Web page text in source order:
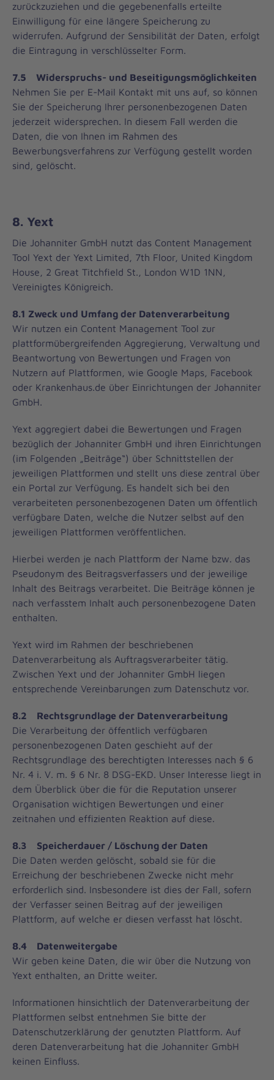
zurückzuziehen und die gegebenenfalls erteilte
Einwilligung für eine längere Speicherung zu
widerrufen. Aufgrund der Sensibilität der Daten, erfolgt
die Eintragung in verschlüsselter Form.
7.5 Widerspruchs- und Beseitigungsmöglichkeiten
Nehmen Sie per E-Mail Kontakt mit uns auf, so können
Sie der Speicherung Ihrer personenbezogenen Daten
jederzeit widersprechen. In diesem Fall werden die
Daten, die von Ihnen im Rahmen des
Bewerbungsverfahrens zur Verfügung gestellt worden
sind, gelöscht.
8. Yext
Die Johanniter GmbH nutzt das Content Management
Tool Yext der Yext Limited, 7th Floor, United Kingdom
House, 2 Great Titchfield St., London W1D 1NN,
Vereinigtes Königreich.
8.1 Zweck und Umfang der Datenverarbeitung
Wir nutzen ein Content Management Tool zur
plattformübergreifenden Aggregierung, Verwaltung und
Beantwortung von Bewertungen und Fragen von
Nutzern auf Plattformen, wie Google Maps, Facebook
oder Krankenhaus.de über Einrichtungen der Johanniter
GmbH.
Yext aggregiert dabei die Bewertungen und Fragen
bezüglich der Johanniter GmbH und ihren Einrichtungen
(im Folgenden „Beiträge“) über Schnittstellen der
jeweiligen Plattformen und stellt uns diese zentral über
ein Portal zur Verfügung. Es handelt sich bei den
verarbeiteten personenbezogenen Daten um öffentlich
verfügbare Daten, welche die Nutzer selbst auf den
jeweiligen Plattformen veröffentlichen.
Hierbei werden je nach Plattform der Name bzw. das
Pseudonym des Beitragsverfassers und der jeweilige
Inhalt des Beitrags verarbeitet. Die Beiträge können je
nach verfasstem Inhalt auch personenbezogene Daten
enthalten.
Yext wird im Rahmen der beschriebenen
Datenverarbeitung als Auftragsverarbeiter tätig.
Zwischen Yext und der Johanniter GmbH liegen
entsprechende Vereinbarungen zum Datenschutz vor.
8.2 Rechtsgrundlage der Datenverarbeitung
Die Verarbeitung der öffentlich verfügbaren
personenbezogenen Daten geschieht auf der
Rechtsgrundlage des berechtigten Interesses nach § 6
Nr. 4 i. V. m. § 6 Nr. 8 DSG-EKD. Unser Interesse liegt in
dem Überblick über die für die Reputation unserer
Organisation wichtigen Bewertungen und einer
zeitnahen und effizienten Reaktion auf diese.
8.3 Speicherdauer / Löschung der Daten
Die Daten werden gelöscht, sobald sie für die
Erreichung der beschriebenen Zwecke nicht mehr
erforderlich sind. Insbesondere ist dies der Fall, sofern
der Verfasser seinen Beitrag auf der jeweiligen
Plattform, auf welche er diesen verfasst hat löscht.
8.4 Datenweitergabe
Wir geben keine Daten, die wir über die Nutzung von
Yext enthalten, an Dritte weiter.
Informationen hinsichtlich der Datenverarbeitung der
Plattformen selbst entnehmen Sie bitte der
Datenschutzerklärung der genutzten Plattform. Auf
deren Datenverarbeitung hat die Johanniter GmbH
keinen Einfluss.